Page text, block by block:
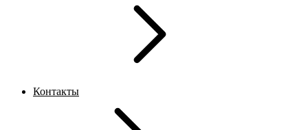
Контакты